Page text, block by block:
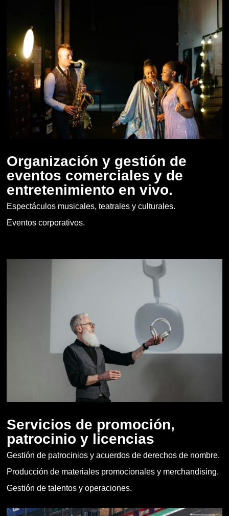
Organización y gestión de
eventos comerciales y de
entretenimiento en vivo.
Espectáculos musicales, teatrales y culturales.
Eventos corporativos.
Servicios de promoción,
patrocinio y licencias
Gestión de patrocinios y acuerdos de derechos de nombre.
Producción de materiales promocionales y merchandising.
Gestión de talentos y operaciones.